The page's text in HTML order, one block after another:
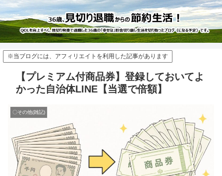
※当ブログには、アフィリエイトを利用した記事があります
【プレミアム付商品券】登録しておいてよ
かった自治体LINE【当選で倍額】
〇その他(雑記)